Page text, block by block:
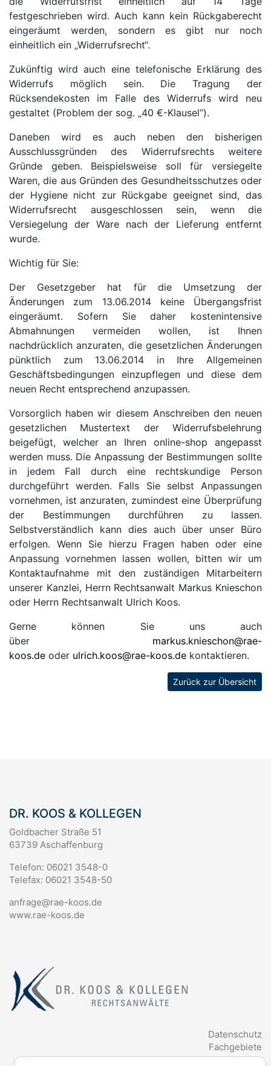
festgeschrieben wird. Auch kann kein Rückgaberecht
eingeräumt werden, sondern es gibt nur noch
einheitlich ein „Widerrufsrecht“.
Zukünftig wird auch eine telefonische Erklärung des
Widerrufs möglich sein. Die Tragung der
Rücksendekosten im Falle des Widerrufs wird neu
gestaltet (Problem der sog. „40 €-Klausel“).
Daneben wird es auch neben den bisherigen
Ausschlussgründen des Widerrufsrechts weitere
Gründe geben. Beispielsweise soll für versiegelte
Waren, die aus Gründen des Gesundheitsschutzes oder
der Hygiene nicht zur Rückgabe geeignet sind, das
Widerrufsrecht ausgeschlossen sein, wenn die
Versiegelung der Ware nach der Lieferung entfernt
wurde.
Wichtig für Sie:
Der Gesetzgeber hat für die Umsetzung der
Änderungen zum 13.06.2014 keine Übergangsfrist
eingeräumt. Sofern Sie daher kostenintensive
Abmahnungen vermeiden wollen, ist Ihnen
nachdrücklich anzuraten, die gesetzlichen Änderungen
pünktlich zum 13.06.2014 in Ihre Allgemeinen
Geschäftsbedingungen einzupflegen und diese dem
neuen Recht entsprechend anzupassen.
Vorsorglich haben wir diesem Anschreiben den neuen
gesetzlichen Mustertext der Widerrufsbelehrung
beigefügt, welcher an Ihren online-shop angepasst
werden muss. Die Anpassung der Bestimmungen sollte
in jedem Fall durch eine rechtskundige Person
durchgeführt werden. Falls Sie selbst Anpassungen
vornehmen, ist anzuraten, zumindest eine Überprüfung
der Bestimmungen durchführen zu lassen.
Selbstverständlich kann dies auch über unser Büro
erfolgen. Wenn Sie hierzu Fragen haben oder eine
Anpassung vornehmen lassen wollen, bitten wir um
Kontaktaufnahme mit den zuständigen Mitarbeitern
unserer Kanzlei, Herrn Rechtsanwalt Markus Knieschon
oder Herrn Rechtsanwalt Ulrich Koos.
Gerne können Sie uns auch
über markus.knieschon@rae-
koos.de oder ulrich.koos@rae-koos.de kontaktieren.
Zurück zur Übersicht
DR. KOOS & KOLLEGEN
Goldbacher Straße 51
63739 Aschaffenburg
Telefon: 06021 3548-0
Telefax: 06021 3548-50
anfrage@rae-koos.de
www.rae-koos.de
Datenschutz
Fachgebiete
Anwälte